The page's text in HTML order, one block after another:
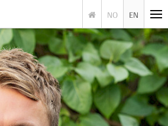
NO EN